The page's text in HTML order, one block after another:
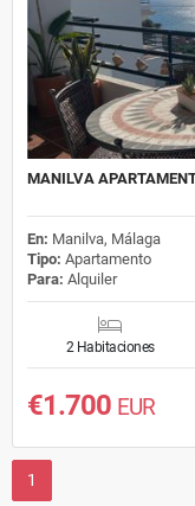
MANILVA
En: Manilva, Málaga
Tipo: Apartamento
Para: Alquiler
2 Habitaciones
€1.700 EUR
1